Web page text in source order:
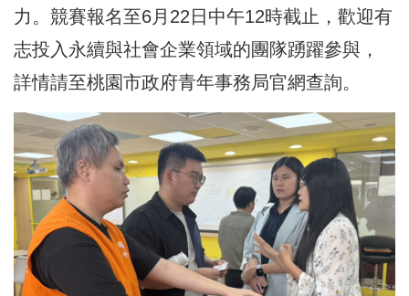
力。競賽報名至6月22日中午12時截止，歡迎有
志投入永續與社會企業領域的團隊踴躍參與，
詳情請至桃園市政府青年事務局官網查詢。